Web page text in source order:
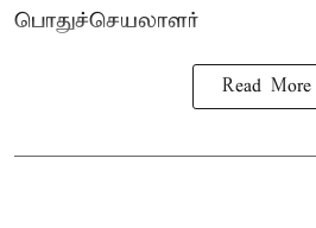
பொதுச்செயலாளர்
Read More